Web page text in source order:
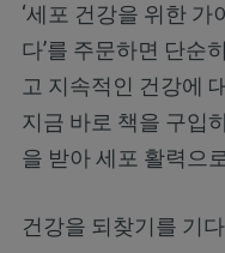
‘세포 건강을 위한
다’를 주문하면 단순
고 지속적인 건강에
지금 바로 책을 구입
을 받아 세포 활력으
건강을 되찾기를 기